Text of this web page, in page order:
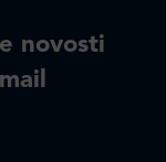
novosti